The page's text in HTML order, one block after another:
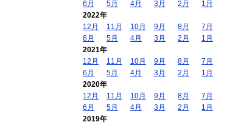
6月
5月 4月 3月 2月
1月
2022年
12月
11月 10月 9月 8月
7月
6月
5月 4月 3月 2月
1月
2021年
12月
11月 10月 9月 8月
7月
6月
5月 4月 3月 2月
1月
2020年
12月
11月 10月 9月 8月
7月
6月
5月 4月 3月 2月
1月
2019年